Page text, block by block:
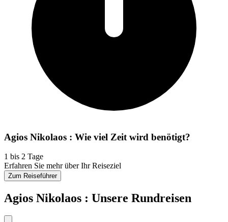
Agios Nikolaos : Wie viel Zeit wird benötigt?
1 bis 2 Tage
Erfahren Sie mehr über Ihr Reiseziel
Zum Reiseführer
Agios Nikolaos : Unsere Rundreisen